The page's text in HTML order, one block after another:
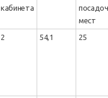
кабинета
мест
2 54,1 25